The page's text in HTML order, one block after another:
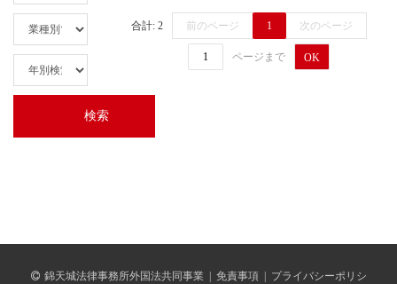
合計: 2 前のページ 1 次のページ
ページまで OK
錦天城法律事務所外国法共同事業 免責事項 プライバシーポリシ